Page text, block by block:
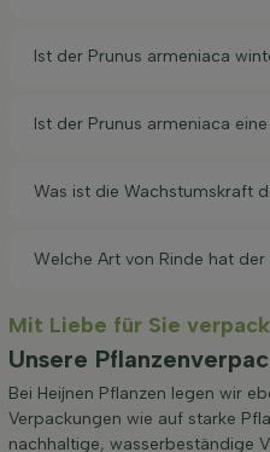
Ist der Prunus armeniaca
Ist der Prunus armeniaca
Was ist die Wachstumskraft
Welche Art von Rinde hat
Mit Liebe für Sie
Unsere
Bei Heijnen Pflanzen legen wir
Verpackungen wie auf starke
nachhaltige, wasserbeständige